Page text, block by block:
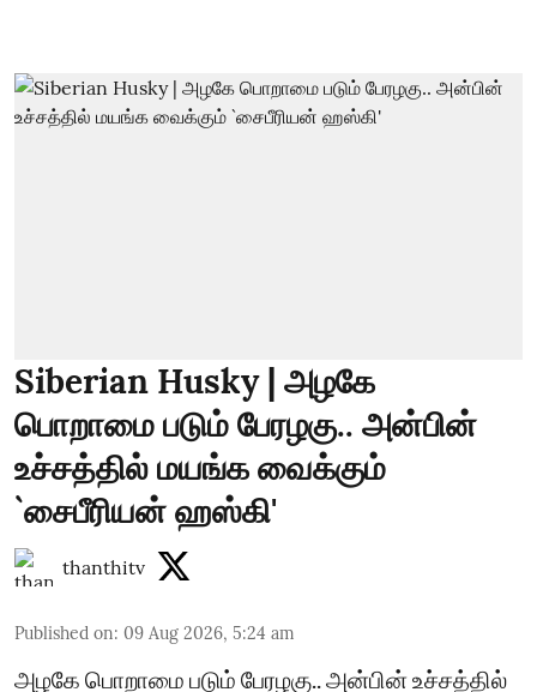
Siberian Husky | அழகே
பொறாமை படும் பேரழகு.. அன்பின்
உச்சத்தில் மயங்க வைக்கும்
`சைபீரியன் ஹஸ்கி'
thanthitv
Published on: 09 Aug 2026, 5:24 am
அழகே பொறாமை படும் பேரழகு.. அன்பின் உச்சத்தில்